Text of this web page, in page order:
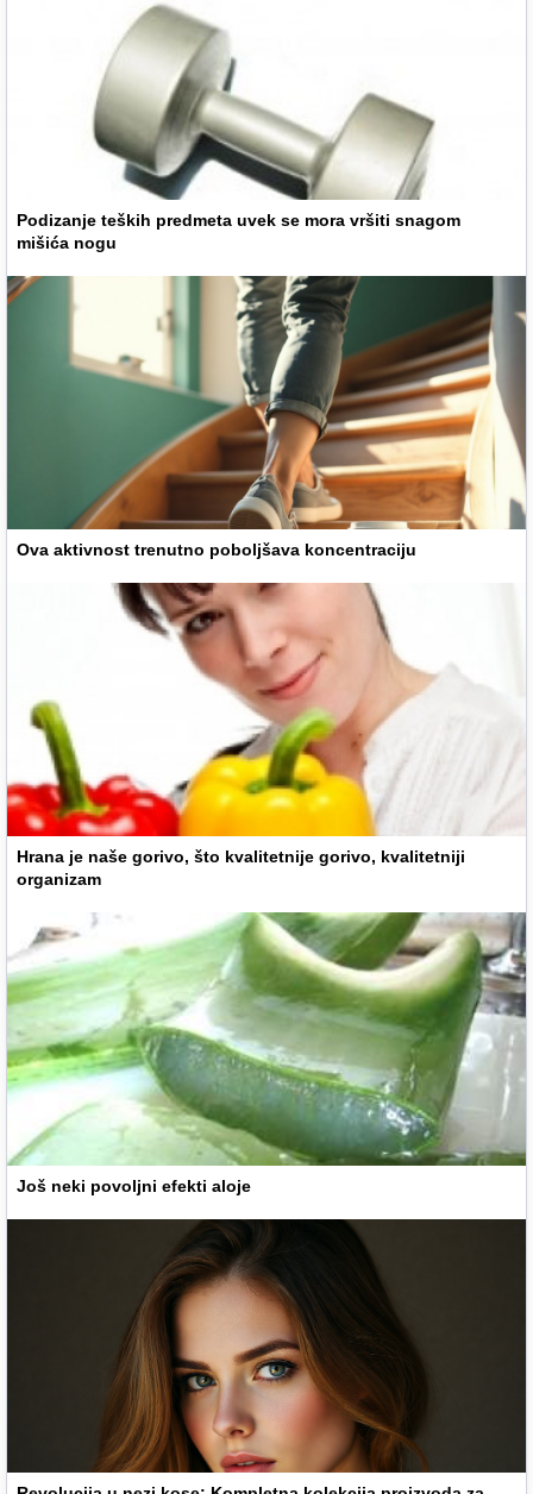
Podizanje teških predmeta uvek se mora vršiti snagom
mišića nogu
Ova aktivnost trenutno poboljšava koncentraciju
Hrana je naše gorivo, što kvalitetnije gorivo, kvalitetniji
organizam
Još neki povoljni efekti aloje